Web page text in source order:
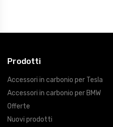
Prodotti
Accessori in carbonio per Tesla
Accessori in carbonio per BMW
Offerte
Nuovi prodotti